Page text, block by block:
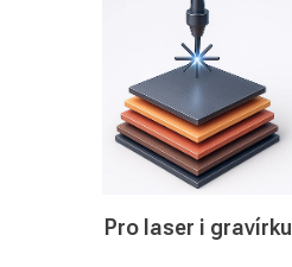
Pro laser i gravírku